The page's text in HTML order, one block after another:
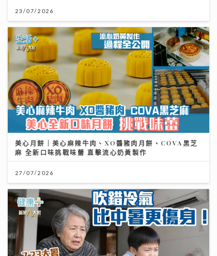
23/07/2026
美心月餅｜美心麻辣牛肉、XO醬豬肉月餅、COVA黑芝
麻 全新口味挑戰味蕾 直擊流心奶黃製作
27/07/2026